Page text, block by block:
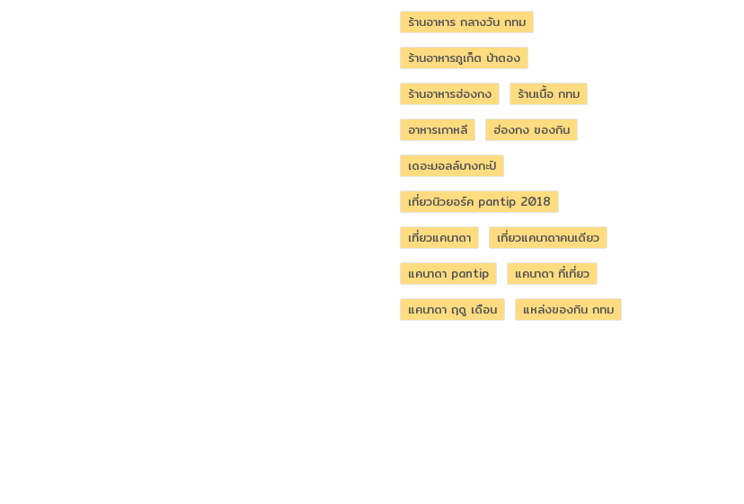
ร้านอาหาร กลางวัน กทม
ร้านอาหารภูเก็ต ป่าตอง
ร้านอาหารฮ่องกง
ร้านเนื้อ กทม
อาหารเกาหลี
ฮ่องกง ของกิน
เดอะมอลล์บางกะปิ
เที่ยวนิวยอร์ค pantip 2018
เที่ยวแคนาดา
เที่ยวแคนาดาคนเดียว
แคนาดา pantip
แคนาดา ที่เที่ยว
แคนาดา ฤดู เดือน
แหล่งของกิน กทม